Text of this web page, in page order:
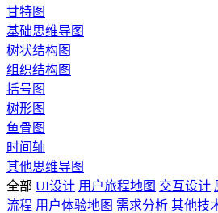
甘特图
基础思维导图
树状结构图
组织结构图
括号图
树形图
鱼骨图
时间轴
其他思维导图
全部 UI设计 用户旅程地图 交互设计
流程 用户体验地图 需求分析 其他技